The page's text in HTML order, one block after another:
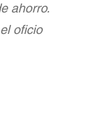
ahorro.
oficio